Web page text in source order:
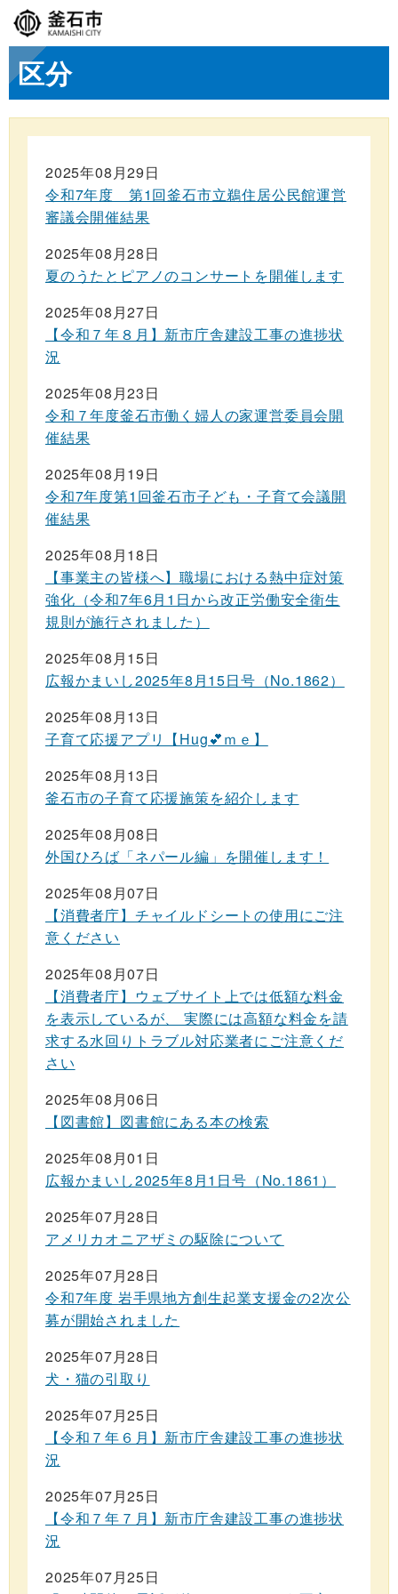
区分
2025年08月29日
令和7年度 第1回釜石市立鵜住居公民館運営
審議会開催結果
2025年08月28日
夏のうたとピアノのコンサートを開催します
2025年08月27日
【令和７年８月】新市庁舎建設工事の進捗状
況
2025年08月23日
令和７年度釜石市働く婦人の家運営委員会開
催結果
2025年08月19日
令和7年度第1回釜石市子ども・子育て会議開
催結果
2025年08月18日
【事業主の皆様へ】職場における熱中症対策
強化（令和7年6月1日から改正労働安全衛生
規則が施行されました）
2025年08月15日
広報かまいし2025年8月15日号（No.1862）
2025年08月13日
子育て応援アプリ【Hug💕ｍｅ】
2025年08月13日
釜石市の子育て応援施策を紹介します
2025年08月08日
外国ひろば「ネパール編」を開催します！
2025年08月07日
【消費者庁】チャイルドシートの使用にご注
意ください
2025年08月07日
【消費者庁】ウェブサイト上では低額な料金
を表示しているが、 実際には高額な料金を請
求する水回りトラブル対応業者にご注意くだ
さい
2025年08月06日
【図書館】図書館にある本の検索
2025年08月01日
広報かまいし2025年8月1日号（No.1861）
2025年07月28日
アメリカオニアザミの駆除について
2025年07月28日
令和7年度 岩手県地方創生起業支援金の2次公
募が開始されました
2025年07月28日
犬・猫の引取り
2025年07月25日
【令和７年６月】新市庁舎建設工事の進捗状
況
2025年07月25日
【令和７年７月】新市庁舎建設工事の進捗状
況
2025年07月25日